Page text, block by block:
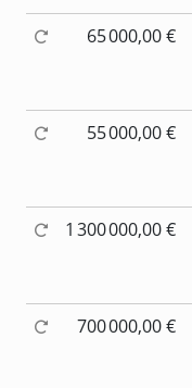
65 000,00 €
55 000,00 €
1 300 000,00 €
700 000,00 €